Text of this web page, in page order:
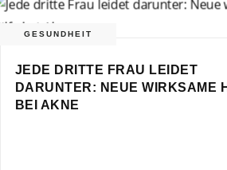
GESUNDHEIT
JEDE DRITTE FRAU LEIDET
DARUNTER: NEUE WIRKSAME
BEI AKNE